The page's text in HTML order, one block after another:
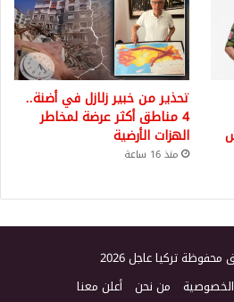
تحذير من خبير زلازل في أضنة..
4 مناطق أكثر عرضة لمخاطر
الهزات الأرضية
منذ 16 ساعة
تركيا عاجل 2026
من نحن أعلن معنا